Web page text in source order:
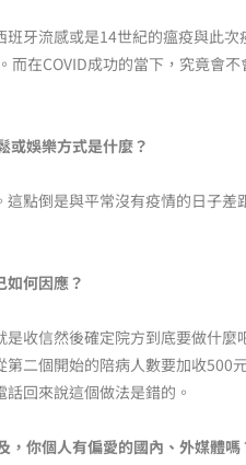
牙流感或是14世紀的瘟疫與此
在COVID成功的當下，究竟會
或娛樂方式是什麼？
點倒是與平常沒有疫情的日子
何因應？
收信然後確定院方到底要做什
二個開始的陪病人數要加收500
回來說這個做法是錯的。
你個人有偏愛的國內、外媒體嗎